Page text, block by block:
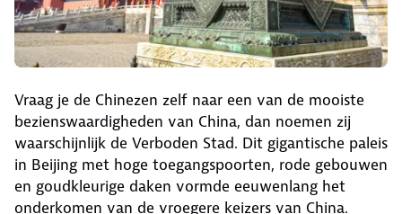
Vraag je de Chinezen zelf naar een van de mooiste
bezienswaardigheden van China, dan noemen zij
waarschijnlijk de Verboden Stad. Dit gigantische paleis
in Beijing met hoge toegangspoorten, rode gebouwen
en goudkleurige daken vormde eeuwenlang het
onderkomen van de vroegere keizers van China.